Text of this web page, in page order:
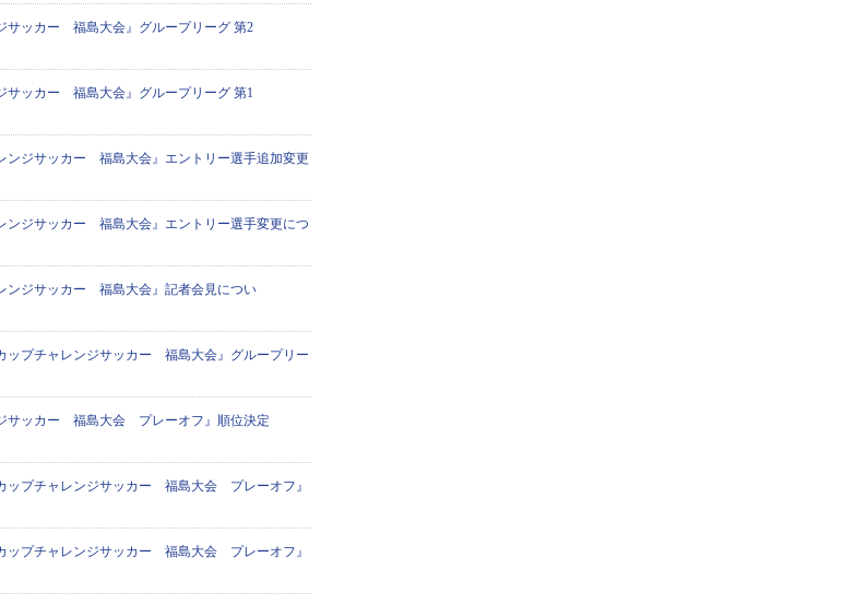
サッカー 福島大会』グループリーグ 第2
サッカー 福島大会』グループリーグ 第1
ンジサッカー 福島大会』エントリー選手追加変更
ンジサッカー 福島大会』エントリー選手変更につ
ンジサッカー 福島大会』記者会見につい
ップチャレンジサッカー 福島大会』グループリー
サッカー 福島大会 プレーオフ』順位決定
ップチャレンジサッカー 福島大会 プレーオフ』
ップチャレンジサッカー 福島大会 プレーオフ』